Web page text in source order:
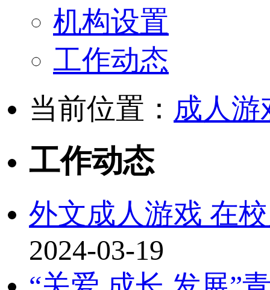
机构设置
工作动态
当前位置： 成人游
工作动态
外文成人游戏 在
2024-03-19